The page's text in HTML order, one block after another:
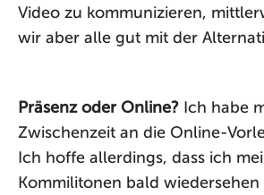
Video zu kommunizieren,
wir aber alle gut mit der
Präsenz oder Online? Ich habe
Zwischenzeit an die Online-
Ich hoffe allerdings, dass ich
Kommilitonen bald